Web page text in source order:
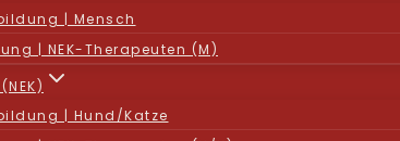
| Mensch
| NEK-Therapeuten (M)
| Hund/Katze